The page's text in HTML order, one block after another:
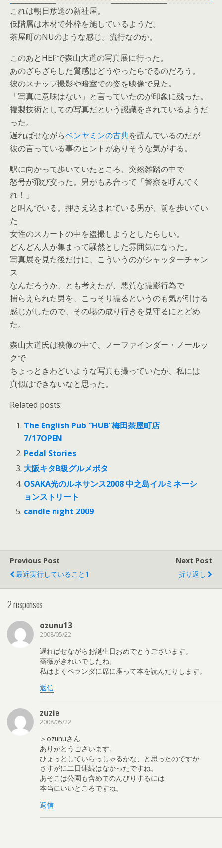
これは朝日放送の新社屋。
低階層は木材で外枠を施しているようだ。
茶屋町のNUのような感じ。流行なのか。
このあとHEPで森山大道の写真展に行った。
あのざらざらした質感はどうやったらでるのだろう。
彼のスナップ撮影や暗室での姿を映像で見た。
「写真に意味はない」と言っていたのが印象に残った。
複製技術としての写真だという認識をされているようだ
った。
遅ればせながらベンヤミンの古典を読んでいるのだが
彼の言っている事のヒントがありそうな気がする。
駅に向かって歩いていたところ、突然雑踏の中で
怒号が飛び交った。男がもみ合って「警察を呼んでく
れ！」
と叫んでいる。押さえ込まれている男が、前を歩いてい
た
女性のスカートの中を盗撮しようとしたらしい。
どんどん人が集まって騒然とした雰囲気になった。
写真展を見た後だけに、こういうのがシャッターチャン
ス
なんだろうか、とも考えたが、悪質な撮影行為で
捕らえられた男を、こっそり撮るというのも気が引ける
感じがしたので、その場の成り行きを見守るにとどめ
た。
森山大道氏は映像の中で、ノーファインダー・ノールッ
クで
ちょっときわどいような写真も撮っていたが、私には
真似はできないなと思った。
Related posts:
The English Pub “HUB”梅田茶屋町店
7/17OPEN
Pedal Stories
大阪キタB級グルメポタ
OSAKA光のルネサンス2008 中之島イルミネーシ
ョンストリート
candle night 2009
Previous Post
最近実行していること1
Next Post
折り返し
2 responses
ozunu13
2008/05/22
遅ればせながらお誕生日おめでとうございます。
薔薇がきれいでしたね。
私はよくベランダに席に座って本を読んだりします。
返信
zuzie
2008/05/22
＞ozunuさん
ありがとうございます。
ひょっとしていらっしゃるかな、と思ったのですが
さすがに二日連続はなかったですね。
あそこは公園も含めてのんびりするには
本当にいいところですね。
返信